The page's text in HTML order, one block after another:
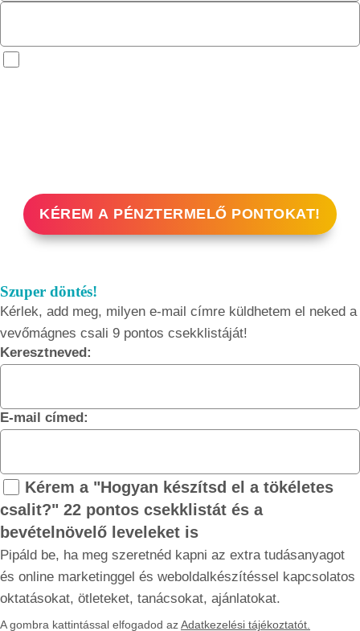
KÉREM A PÉNZTERMELŐ PONTOKAT!
Szuper döntés!
Kérlek, add meg, milyen e-mail címre küldhetem el neked a
vevőmágnes csali 9 pontos csekklistáját!
Keresztneved:
E-mail címed:
Kérem a "Hogyan készítsd el a tökéletes
csalit?" 22 pontos csekklistát és a
bevételnövelő leveleket is
Pipáld be, ha meg szeretnéd kapni az extra tudásanyagot
és online marketinggel és weboldalkészítéssel kapcsolatos
oktatásokat, ötleteket, tanácsokat, ajánlatokat.
A gombra kattintással elfogadod az Adatkezelési tájékoztatót.